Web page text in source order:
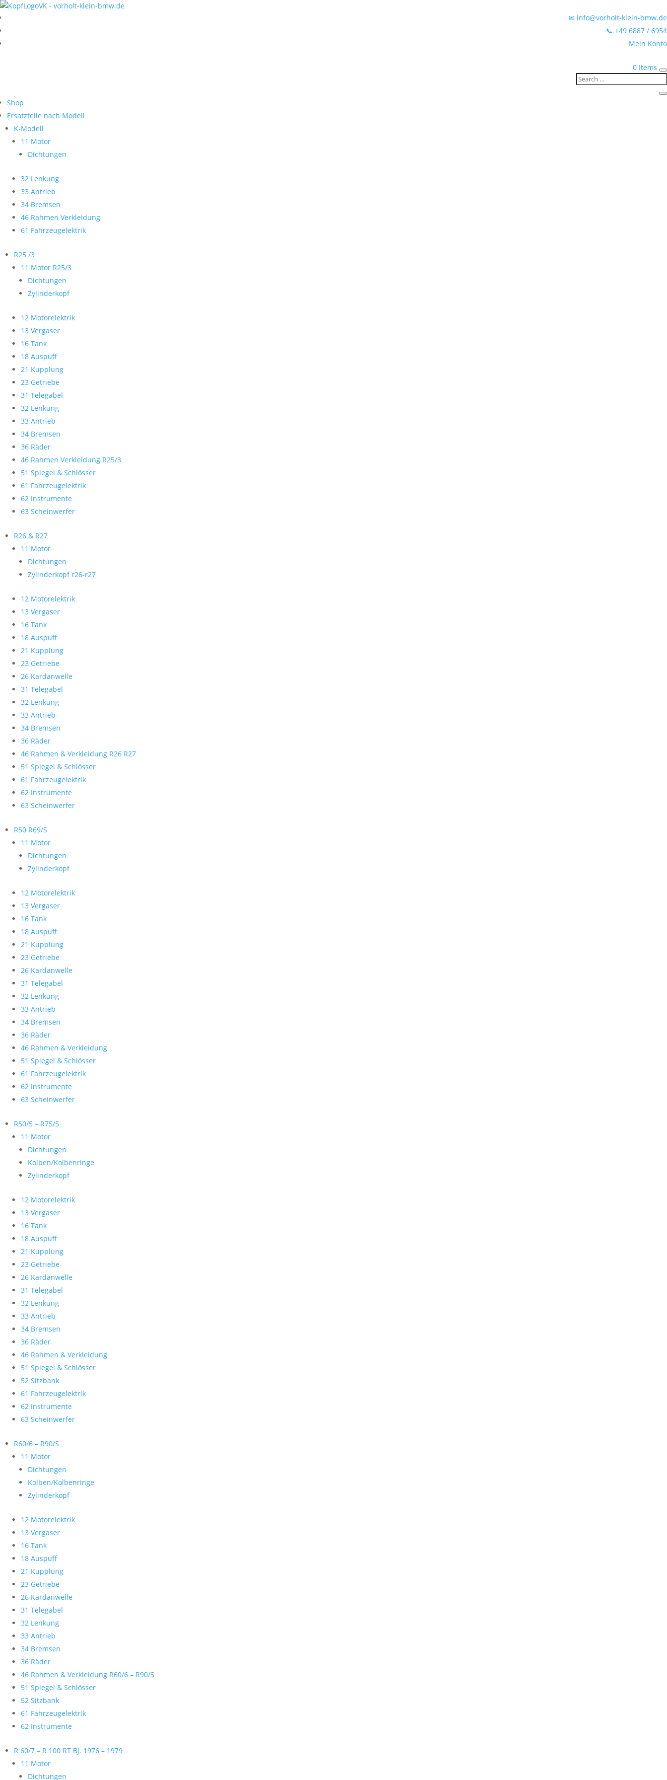
✉ info@vorholt-klein-bmw.de
📞 +49 6887 / 6954
Mein Konto
0 Items
Shop
Ersatzteile nach Modell
K-Modell
11 Motor
Dichtungen
32 Lenkung
33 Antrieb
34 Bremsen
46 Rahmen Verkleidung
61 Fahrzeugelektrik
R25 /3
11 Motor R25/3
Dichtungen
Zylinderkopf
12 Motorelektrik
13 Vergaser
16 Tank
18 Auspuff
21 Kupplung
23 Getriebe
31 Telegabel
32 Lenkung
33 Antrieb
34 Bremsen
36 Räder
46 Rahmen Verkleidung R25/3
51 Spiegel & Schlösser
61 Fahrzeugelektrik
62 Instrumente
63 Scheinwerfer
R26 & R27
11 Motor
Dichtungen
Zylinderkopf r26-r27
12 Motorelektrik
13 Vergaser
16 Tank
18 Auspuff
21 Kupplung
23 Getriebe
26 Kardanwelle
31 Telegabel
32 Lenkung
33 Antrieb
34 Bremsen
36 Räder
46 Rahmen & Verkleidung R26 R27
51 Spiegel & Schlösser
61 Fahrzeugelektrik
62 Instrumente
63 Scheinwerfer
R50 R69/S
11 Motor
Dichtungen
Zylinderkopf
12 Motorelektrik
13 Vergaser
16 Tank
18 Auspuff
21 Kupplung
23 Getriebe
26 Kardanwelle
31 Telegabel
32 Lenkung
33 Antrieb
34 Bremsen
36 Räder
46 Rahmen & Verkleidung
51 Spiegel & Schlösser
61 Fahrzeugelektrik
62 Instrumente
63 Scheinwerfer
R50/5 – R75/5
11 Motor
Dichtungen
Kolben/Kolbenringe
Zylinderkopf
12 Motorelektrik
13 Vergaser
16 Tank
18 Auspuff
21 Kupplung
23 Getriebe
26 Kardanwelle
31 Telegabel
32 Lenkung
33 Antrieb
34 Bremsen
36 Räder
46 Rahmen & Verkleidung
51 Spiegel & Schlösser
52 Sitzbank
61 Fahrzeugelektrik
62 Instrumente
63 Scheinwerfer
R60/6 – R90/S
11 Motor
Dichtungen
Kolben/Kolbenringe
Zylinderkopf
12 Motorelektrik
13 Vergaser
16 Tank
18 Auspuff
21 Kupplung
23 Getriebe
26 Kardanwelle
31 Telegabel
32 Lenkung
33 Antrieb
34 Bremsen
36 Räder
46 Rahmen & Verkleidung R60/6 – R90/S
51 Spiegel & Schlösser
52 Sitzbank
61 Fahrzeugelektrik
62 Instrumente
R 60/7 – R 100 RT Bj. 1976 – 1979
11 Motor
Dichtungen